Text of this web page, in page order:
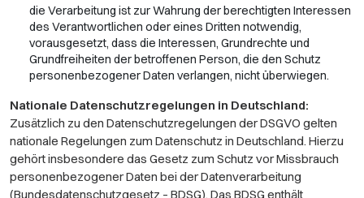
die Verarbeitung ist zur Wahrung der berechtigten Interessen
des Verantwortlichen oder eines Dritten notwendig,
vorausgesetzt, dass die Interessen, Grundrechte und
Grundfreiheiten der betroffenen Person, die den Schutz
personenbezogener Daten verlangen, nicht überwiegen.
Nationale Datenschutzregelungen in Deutschland:
Zusätzlich zu den Datenschutzregelungen der DSGVO gelten
nationale Regelungen zum Datenschutz in Deutschland. Hierzu
gehört insbesondere das Gesetz zum Schutz vor Missbrauch
personenbezogener Daten bei der Datenverarbeitung
(Bundesdatenschutzgesetz – BDSG). Das BDSG enthält